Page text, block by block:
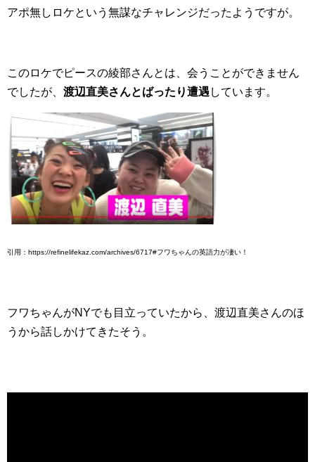
アポ無しロケという無謀なチャレンジだったようですが。
このロケでピースの綾部さんとは、会うことができません
でしたが、 渡辺直美さんとばったり遭遇 しています。
引用：https://refinelifekaz.com/archives/6717#フワちゃんの英語力が凄い！
フワちゃんがNYでも目立っていたから、渡辺直美さんのほ
うから話しかけてきたそう。